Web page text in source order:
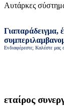
Αυτάρκες
Γιαπαράδειγμα,
Ενδιαφέρεστε; Καλέστε μας
εταίρος